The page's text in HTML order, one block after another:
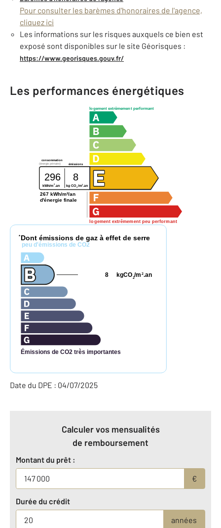
Pour consulter les barèmes d'honoraires de l'agence,
cliquez ici
Les informations sur les risques auxquels ce bien est
exposé sont disponibles sur le site Géorisques :
https://www.georisques.gouv.fr/
Les performances énergétiques
logement extrêmement performant
logement extrêmement peu performant
consommation
émissions
(énergie primaire)
296 8
kWh/m2.an kg CO2/m2 .an
267 kWh/m²/an
d'énergie finale
* Dont émissions de gaz à effet de serre
peu d'émissions de CO2
Émissions de CO2 très importantes
kgCO2/m 2.an
8
Date du DPE : 04/07/2025
Calculer vos mensualités
de remboursement
Montant du prêt :
€
Durée du crédit
années